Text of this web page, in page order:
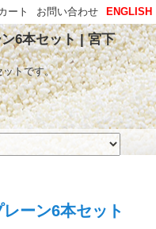
6本セット | 宮下
ットです。
ーン6本セット
ENGLISH
お問い合わせ
ート